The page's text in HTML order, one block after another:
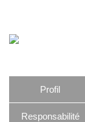
Profil
Responsabilité